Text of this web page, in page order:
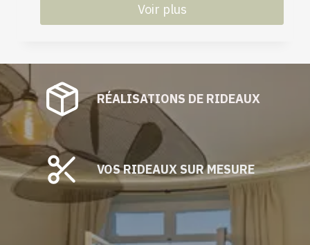
Voir plus
a
plusieurs
variations.
Les
options
peuvent
être
choisies
sur
RÉALISATIONS DE RIDEAUX
VOS RIDEAUX SUR MESURE